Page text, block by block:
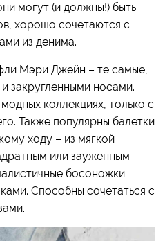
могут (и должны!) быть
хорошо сочетаются с
из денима.
Мэри Джейн – те самые,
закругленными носами.
коллекциях, только с
Также популярны балетки
ходу – из мягкой
или зауженным
босоножки
Способны сочетаться с